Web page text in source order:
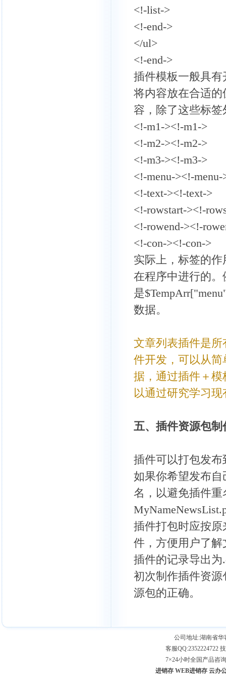
<!-list->
<!-end->
</ul>
<!-end->
插件模板一般具
将内容放在合适
容，除了这些标
<!-m1-><!-m1->
<!-m2-><!-m2->
<!-m3-><!-m3->
<!-menu-><!-menu-
<!-text-><!-text->
<!-rowstart-><!-
<!-rowend-><!-
<!-con-><!-con->
实际上，标签的
在程序中进行的。
是
数据。
文章列表插件是
件开发，可以从
据，通过插件＋
以通过研究学习
五、插件资源包制
插件可以打包发
如果你希望发布
名，以避免插件
插件打包时应按
件，方便用户了
插件的记录导出为
初次制作插件资
源包的正确。
公司地址:湖南省
客服QQ:2352224722
7×24小时全国产品咨
进销存 WEB进销存 云办